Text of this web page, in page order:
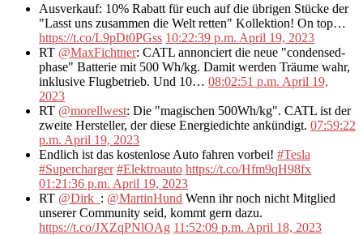
Ausverkauf: 10% Rabatt für euch auf die übrigen Stücke der
"Lasst uns zusammen die Welt retten" Kollektion! On top…
https://t.co/L9pDt0PGss 10:22:39 p.m. April 19, 2023
RT @MaxFichtner: CATL annonciert die neue "condensed-
phase" Batterie mit 500 Wh/kg. Damit werden Träume wahr,
inklusive Flugbetrieb. Und 10… 08:02:51 p.m. April 19,
2023
RT @morellwest: Die "magischen 500Wh/kg". CATL ist der
zweite Hersteller, der diese Energiedichte ankündigt. 07:59:22
p.m. April 19, 2023
Endlich ist das kostenlose Auto fahren vorbei! #Tesla
#Supercharger #Elektroauto https://t.co/Hfm9qH98fx
01:21:36 p.m. April 19, 2023
RT @Dirk_ : @MartinHund Wenn ihr noch nicht Mitglied
unserer Community seid, kommt gern dazu.
https://t.co/JXZqPNlOAg 11:52:09 p.m. April 18, 2023